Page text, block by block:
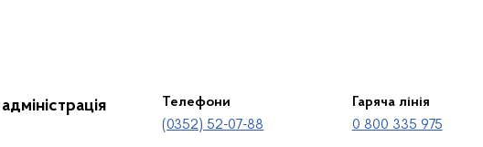
Телефони
(0352) 52-07-88
Гаряча лінія
0 800 335 975